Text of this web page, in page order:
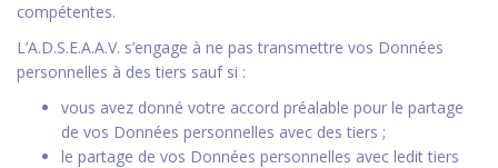
compétentes.
L’A.D.S.E.A.A.V. s’engage à ne pas transmettre vos Données
personnelles à des tiers sauf si :
vous avez donné votre accord préalable pour le partage
de vos Données personnelles avec des tiers ;
le partage de vos Données personnelles avec ledit tiers